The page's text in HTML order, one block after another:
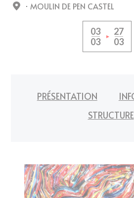
MOULIN DE PEN CASTEL
03
03
27
03
PRÉSENTATION
STRUCTURE